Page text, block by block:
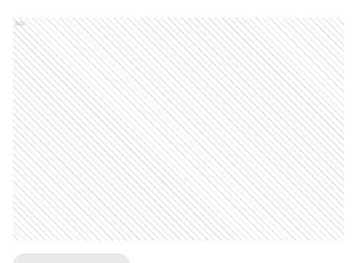
Ads